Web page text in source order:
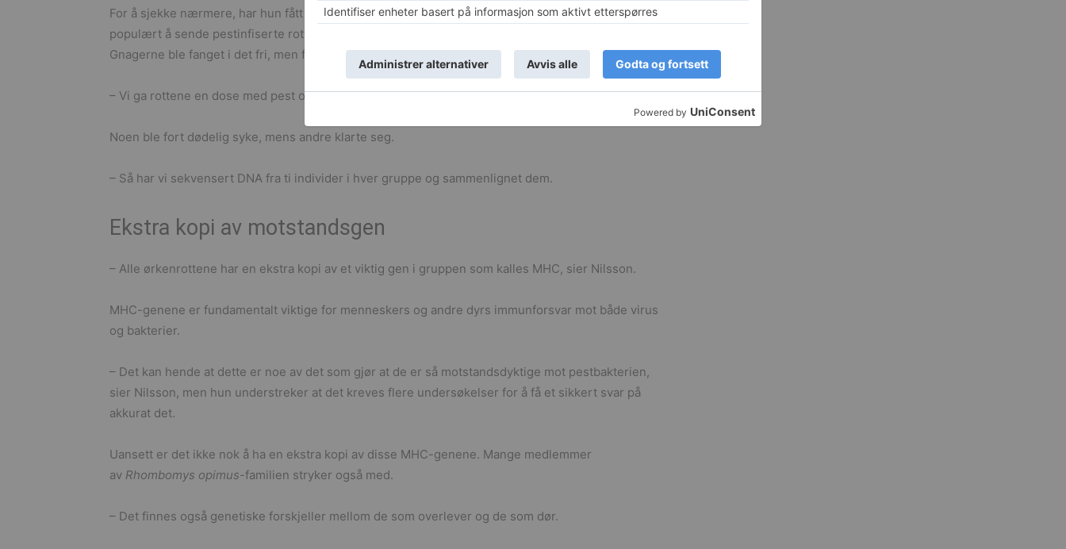
For å sjekke nærmere, har hun fått sendt DNA av ørkenrotter fra Kina. Det ville neppe vært
populært å sende pestinfiserte rotter i posten, så eksperimentene er utført av kinesiske forskere.
Gnagerne ble fanget i det fri, men forsøkene ble gjort i et testlaboratorium.
– Vi ga rottene en dose med pest og fulgte med på hva som skjedde.
Noen ble fort dødelig syke, mens andre klarte seg.
– Så har vi sekvensert DNA fra ti individer i hver gruppe og sammenlignet dem.
Ekstra kopi av motstandsgen
– Alle ørkenrottene har en ekstra kopi av et viktig gen i gruppen som kalles MHC, sier Nilsson.
MHC-genene er fundamentalt viktige for menneskers og andre dyrs immunforsvar mot både virus
og bakterier.
– Det kan hende at dette er noe av det som gjør at de er så motstandsdyktige mot pestbakterien,
sier Nilsson, men hun understreker at det kreves flere undersøkelser for å få et sikkert svar på
akkurat det.
Uansett er det ikke nok å ha en ekstra kopi av disse MHC-genene. Mange medlemmer
av Rhombomys opimus-familien stryker også med.
– Det finnes også genetiske forskjeller mellom de som overlever og de som dør.